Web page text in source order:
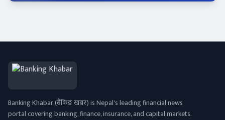
Banking Khabar (बैंकिङ खबर) is Nepal's leading financial news
portal covering banking, finance, insurance, and capital markets.